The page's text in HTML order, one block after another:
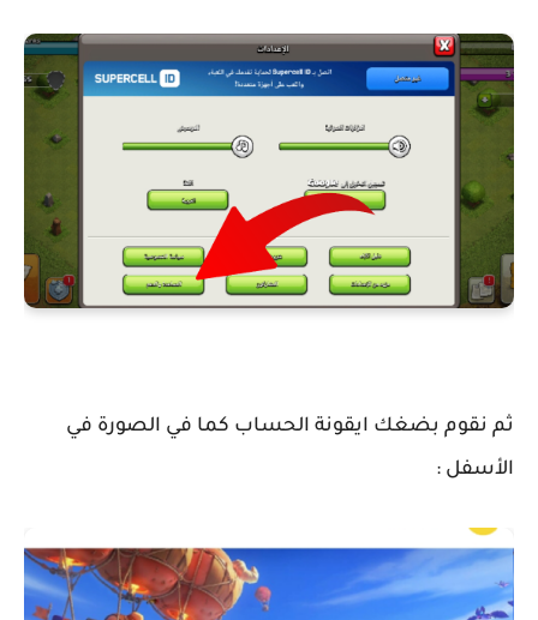
ثم نقوم بضغك ايقونة الحساب كما في الصورة في
الأسفل :